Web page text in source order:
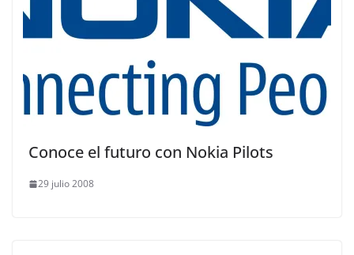
Conoce el futuro con Nokia Pilots
29 julio 2008